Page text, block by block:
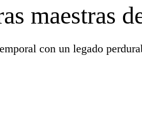
maestras
con un legado